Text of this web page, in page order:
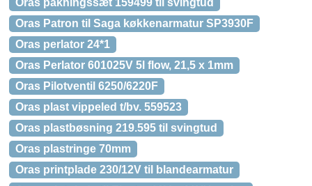
Oras pakningssæt 159499 til svingtud
Oras Patron til Saga køkkenarmatur SP3930F
Oras perlator 24*1
Oras Perlator 601025V 5l flow, 21,5 x 1mm
Oras Pilotventil 6250/6220F
Oras plast vippeled t/bv. 559523
Oras plastbøsning 219.595 til svingtud
Oras plastringe 70mm
Oras printplade 230/12V til blandearmatur